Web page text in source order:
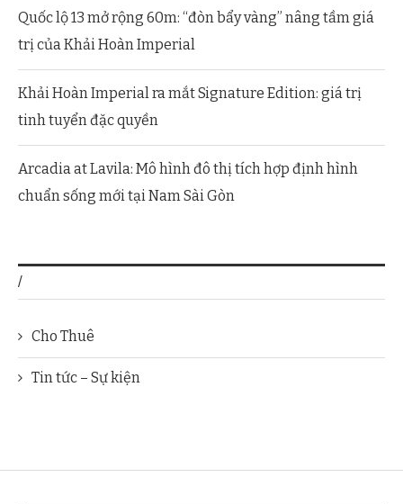
Quốc lộ 13 mở rộng 60m: “đòn bẩy vàng” nâng tầm giá
trị của Khải Hoàn Imperial
Khải Hoàn Imperial ra mắt Signature Edition: giá trị
tinh tuyển đặc quyền
Arcadia at Lavila: Mô hình đô thị tích hợp định hình
chuẩn sống mới tại Nam Sài Gòn
/
Cho Thuê
Tin tức – Sự kiện